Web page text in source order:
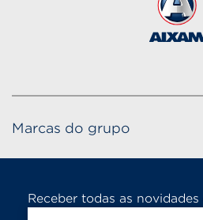
Marcas do grupo
Receber todas as